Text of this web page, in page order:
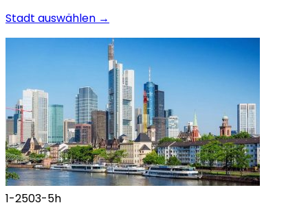
Stadt auswählen →
1-2503-5h